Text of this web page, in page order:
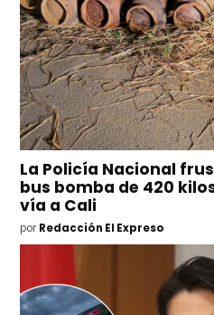
La Policía Nacional
bus bomba de 420
vía a Cali
por Redacción El Expreso